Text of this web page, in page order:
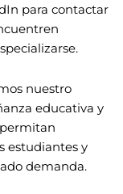
para contactar
nuestro
educativa y
estudiantes y
demanda.